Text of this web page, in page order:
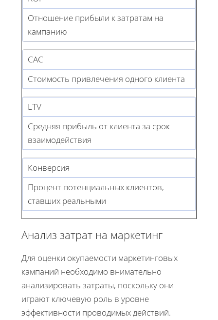
Отношение прибыли к затратам на
кампанию
CAC
Стоимость привлечения одного клиента
LTV
Средняя прибыль от клиента за срок
взаимодействия
Конверсия
Процент потенциальных клиентов,
ставших реальными
Анализ затрат на маркетинг
Для оценки окупаемости маркетинговых
кампаний необходимо внимательно
анализировать затраты, поскольку они
играют ключевую роль в уровне
эффективности проводимых действий.